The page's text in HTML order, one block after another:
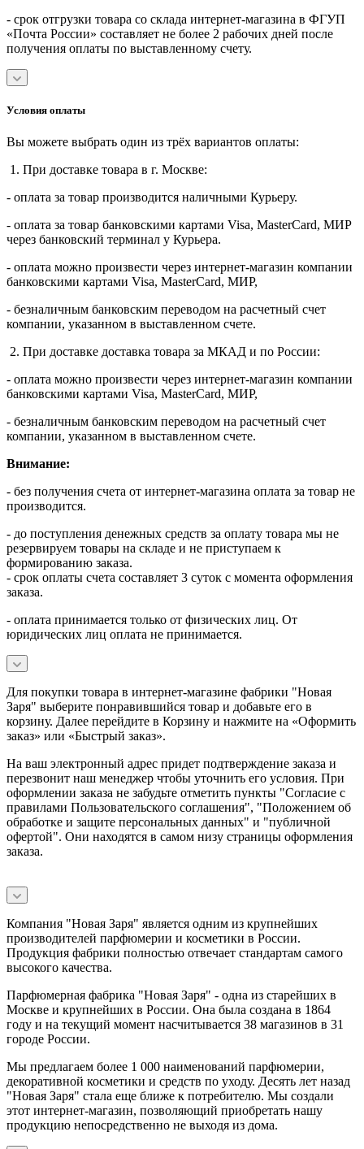
- срок отгрузки товара со склада интернет-магазина в ФГУП
«Почта России» составляет не более 2 рабочих дней после
получения оплаты по выставленному счету.
Условия оплаты
Вы можете выбрать один из трёх вариантов оплаты:
1. При доставке товара в г. Москве:
- оплата за товар производится наличными Курьеру.
- оплата за товар банковскими картами Visa, MasterСard, МИР
через банковский терминал у Курьера.
- оплата можно произвести через интернет-магазин компании
банковскими картами Visa, MasterСard, МИР,
- безналичным банковским переводом на расчетный счет
компании, указанном в выставленном счете.
2. При доставке доставка товара за МКАД и по России:
- оплата можно произвести через интернет-магазин компании
банковскими картами Visa, MasterСard, МИР,
- безналичным банковским переводом на расчетный счет
компании, указанном в выставленном счете.
Внимание:
- без получения счета от интернет-магазина оплата за товар не
производится.
- до поступления денежных средств за оплату товара мы не
резервируем товары на складе и не приступаем к
формированию заказа.
- срок оплаты счета составляет 3 суток с момента оформления
заказа.
- оплата принимается только от физических лиц. От
юридических лиц оплата не принимается.
Для покупки товара в интернет-магазине фабрики "Новая
Заря" выберите понравившийся товар и добавьте его в
корзину. Далее перейдите в Корзину и нажмите на «Оформить
заказ» или «Быстрый заказ».
На ваш электронный адрес придет подтверждение заказа и
перезвонит наш менеджер чтобы уточнить его условия. При
оформлении заказа не забудьте отметить пункты "Согласие с
правилами Пользовательского соглашения", "Положением об
обработке и защите персональных данных" и "публичной
офертой". Они находятся в самом низу страницы оформления
заказа.
Компания "Новая Заря" является одним из крупнейших
производителей парфюмерии и косметики в России.
Продукция фабрики полностью отвечает стандартам самого
высокого качества.
Парфюмерная фабрика "Новая Заря" - одна из старейших в
Москве и крупнейших в России. Она была создана в 1864
году и на текущий момент насчитывается 38 магазинов в 31
городе России.
Мы предлагаем более 1 000 наименований парфюмерии,
декоративной косметики и средств по уходу. Десять лет назад
"Новая Заря" стала еще ближе к потребителю. Мы создали
этот интернет-магазин, позволяющий приобретать нашу
продукцию непосредственно не выходя из дома.